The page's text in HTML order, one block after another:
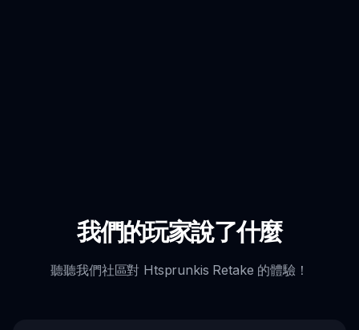
我們的玩家說了什麼
聽聽我們社區對 Htsprunkis Retake 的體驗！